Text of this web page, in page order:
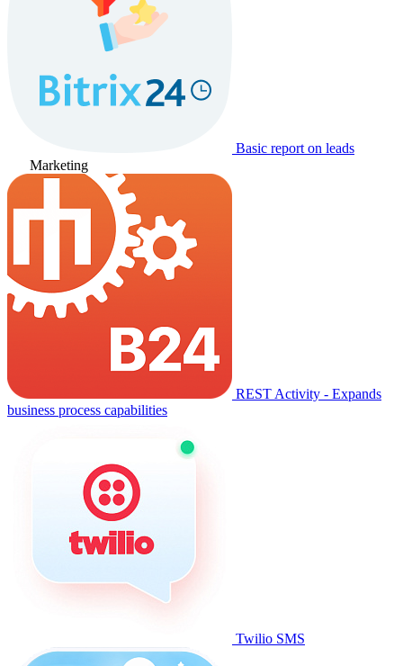
Basic report on leads
Marketing
REST Activity - Expands
business process capabilities
Twilio SMS